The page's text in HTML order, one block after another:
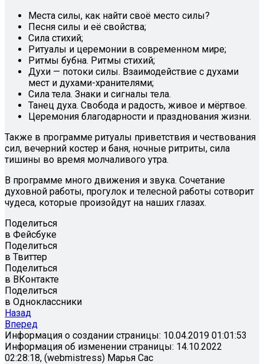
Места силы, как найти своё место силы?
Песня силы и её свойства;
Сила стихий;
Ритуалы и церемонии в современном мире;
Ритмы бубна. Ритмы стихий;
Духи — потоки силы. Взаимодействие с духами
мест и духами-хранителями;
Сила тела. Знаки и сигналы тела.
Танец духа. Свобода и радость, живое и мёртвое.
Церемония благодарности и празднования жизни.
Также в программе ритуалы приветствия и чествования
сил, вечерний костер и баня, ночные ритриты, сила
тишины во время молчаливого утра.
В программе много движения и звука. Сочетание
духовной работы, прогулок и телесной работы сотворит
чудеса, которые произойдут на наших глазах.
Поделиться
в Фейсбуке
Поделиться
в Твиттер
Поделиться
в ВКонтакте
Поделиться
в Одноклассники
Назад
Вперед
Информация о создании страницы: 10.04.2019 01:01:53
Информация об изменении страницы: 14.10.2022
02:28:18, (webmistress) Марья Сас